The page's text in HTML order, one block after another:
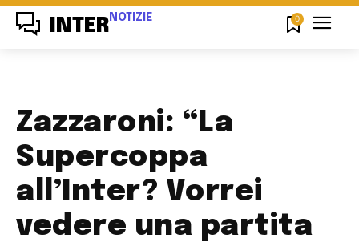
INTER NOTIZIE 0
Zazzaroni: “La
Supercoppa
all’Inter? Vorrei
vedere una partita